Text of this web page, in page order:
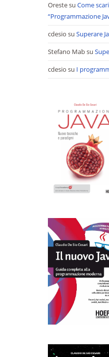
Orestesu Come
“Programmazione
cdesio su Superare
Stefano Mabsu
cdesio su I